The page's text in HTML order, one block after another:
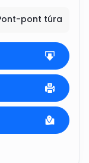
pont túra